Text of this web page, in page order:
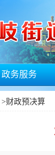
政务服务
>财政预决算